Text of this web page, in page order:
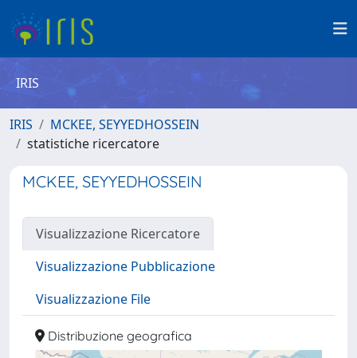
IRIS
IRIS
MCKEE, SEYYEDHOSSEIN
statistiche ricercatore
MCKEE, SEYYEDHOSSEIN
Visualizzazione Ricercatore
Visualizzazione Pubblicazione
Visualizzazione File
Distribuzione geografica